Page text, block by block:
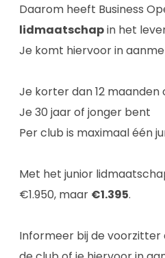
Daarom heeft Business
lidmaatschapin het
Je komt hiervoor in
Je korter dan 12
Je 30 jaar of jonger bent
Per club is maximaal één
Met het junior
€1.950, maar €1.395.
Informeer bij de voorzitter